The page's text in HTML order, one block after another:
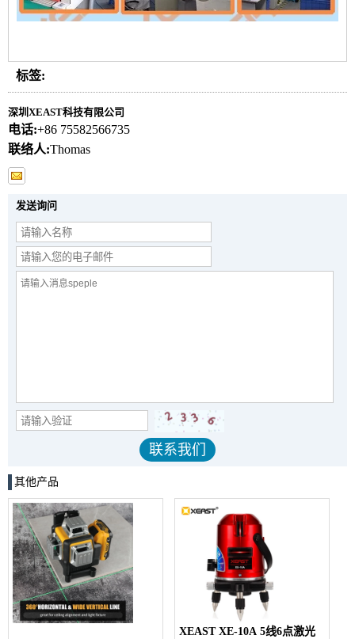
标签:
深圳XEAST科技有限公司
电话:+86 75582566735
联络人:Thomas
发送询问
其他产品
XEAST XE-10A 5线6点激光